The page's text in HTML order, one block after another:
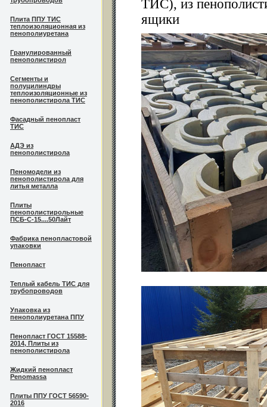
Плита ППУ ТИС
теплоизоляционная из
пенополиуретана
Гранулированный
пенополистирол
Сегменты и
полуцилиндры
теплоизоляционные из
пенополистирола ТИС
Фасадный пенопласт
ТИС
АДЭ из
пенополистирола
Пеномодели из
пенополистирола для
литья металла
Плиты
пенополистирольные
ПСБ-С-15....50Лайт
Фабрика пенопластовой
упаковки
Пенопласт
Теплый кабель ТИС для
трубопроводов
Упаковка из
пенополиуретана ППУ
Пенопласт ГОСТ 15588-
2014, Плиты из
пенополистирола
Жидкий пенопласт
Penomassa
Плиты ППУ ГОСТ 56590-
2016
ТИС), из
ящики